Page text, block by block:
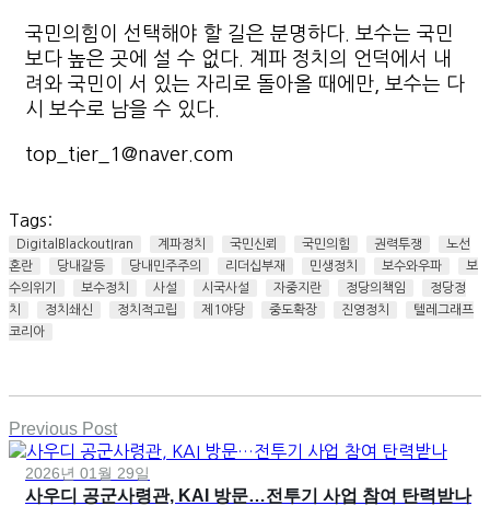
국민의힘이 선택해야 할 길은 분명하다. 보수는 국민
보다 높은 곳에 설 수 없다. 계파 정치의 언덕에서 내
려와 국민이 서 있는 자리로 돌아올 때에만, 보수는 다
시 보수로 남을 수 있다.
top_tier_1@naver.com
Tags:
DigitalBlackoutIran 계파정치 국민신뢰 국민의힘 권력투쟁
노선
혼란
당내갈등 당내민주주의 리더십부재 민생정치 보수와우파
보
수의위기
보수정치 사설 시국사설 자중지란 정당의책임
정당정
치
정치쇄신 정치적고립 제1야당 중도확장 진영정치
텔레그래프
코리아
Previous Post
2026년 01월 29일
사우디 공군사령관, KAI 방문…전투기 사업 참여 탄력받나